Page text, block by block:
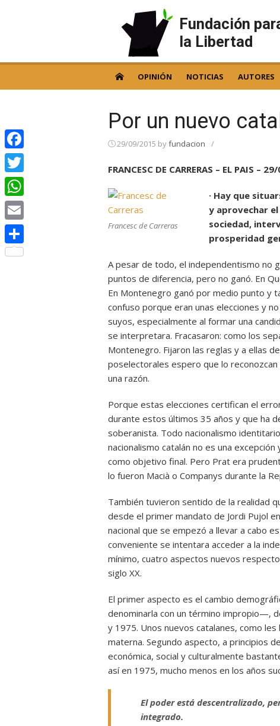
Fundación
la Libertad
OPINIÓN NOTICIAS AUTORES
Por un nuevo
29/09/2015 byfundacion /
FRANCESC DE CARRERAS – EL PAIS –
Francesc de Carreras
· Hay que
y aprovechar
sociedad,
prosperidad
A pesar de todo, el independentismo no
puntos de diferencia, pero no ganó. En
En Montenegro ganó por medio punto y
confuso porque eran unas elecciones y
suyos, especialmente al formar una
se interpretara. Fracasaron: como los
Montenegro. Fijaron las reglas y a ellas
poselectorales espero que lo
una razón.
Porque estas elecciones certifican el
durante estos últimos 35 años y que ha
soberanista. Todo nacionalismo
nacionalismo catalán no es una
como objetivo final. Pero Prat era
lo fueron Macià o Companys durante la
También tuvieron sentido de la realidad
desde el primer mandato de Jordi Pujol
nacional que se empezó a llevar a cabo
conveniente se intentara acceder a la
mínimo, cuatro aspectos nuevos
siglo XX.
El primer aspecto es el cambio
denominarla con un término impropio—,
y 1975. Unos nuevos catalanes, como
materna. Segundo aspecto, a principios
económica, social y culturalmente
así en 1975, mucho menos en los años
El poder está descentralizado,
integrado.
Facebook
Twitter
WhatsApp
Email
Compartir